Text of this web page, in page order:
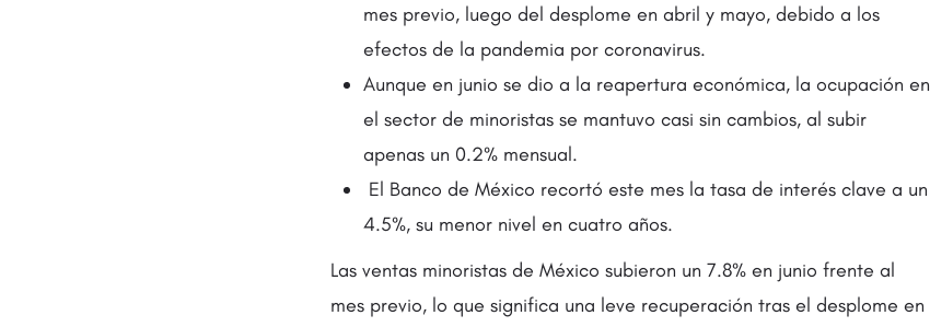
mes previo, luego del desplome en abril y mayo, debido a los
efectos de la pandemia por coronavirus.
Aunque en junio se dio a la reapertura económica, la ocupación en
el sector de minoristas se mantuvo casi sin cambios, al subir
apenas un 0.2% mensual.
El Banco de México recortó este mes la tasa de interés clave a un
4.5%, su menor nivel en cuatro años.
Las ventas minoristas de México subieron un 7.8% en junio frente al
mes previo, lo que significa una leve recuperación tras el desplome en